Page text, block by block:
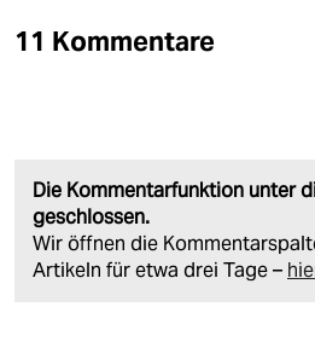
11 Kommentare
Die Kommentarfunktion unter
geschlossen.
Wir öffnen die
Artikeln für etwa drei Tage –